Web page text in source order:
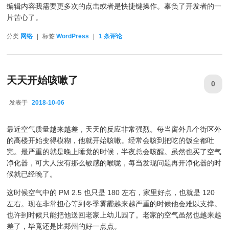
编辑内容我需要更多次的点击或者是快捷键操作。辜负了开发者的一
片苦心了。
分类 网络 标签 WordPress 1 条评论
天天开始咳嗽了
发表于 2018-10-06
0
最近空气质量越来越差，天天的反应非常强烈。每当窗外几个街区外
的高楼开始变得模糊，他就开始咳嗽。经常会咳到把吃的饭全都吐
完。最严重的就是晚上睡觉的时候，半夜总会咳醒。虽然也买了空气
净化器，可大人没有那么敏感的喉咙，每当发现问题再开净化器的时
候就已经晚了。
这时候空气中的 PM 2.5 也只是 180 左右，家里好点，也就是 120
左右。现在非常担心等到冬季雾霾越来越严重的时候他会难以支撑。
也许到时候只能把他送回老家上幼儿园了。老家的空气虽然也越来越
差了，毕竟还是比郑州的好一点点。